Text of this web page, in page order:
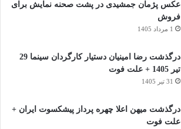
عکس پژمان جمشیدی در پشت صحنه نمایش برای
فروش
1 مرداد 1405
درگذشت رضا امینیان دستیار کارگردان سینما 29
تیر 1405 + علت فوت
31 تیر 1405
درگذشت میهن اعلا چهره پرداز پیشکسوت ایران +
علت فوت